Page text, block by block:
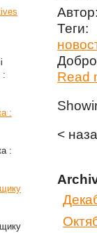
:
:
:
Теги:
Read
<